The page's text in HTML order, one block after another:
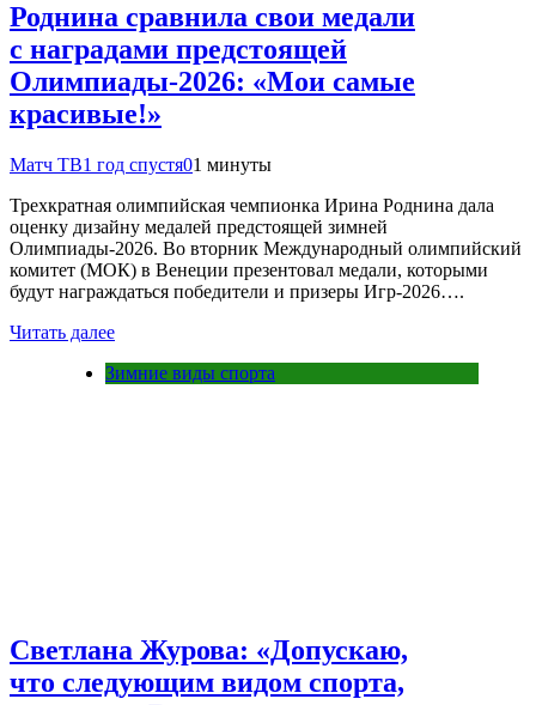
Роднина сравнила свои медали
с наградами предстоящей
Олимпиады‑2026: «Мои самые
красивые!»
Матч ТВ1 год спустя01 минуты
Трехкратная олимпийская чемпионка Ирина Роднина дала
оценку дизайну медалей предстоящей зимней
Олимпиады‑2026. Во вторник Международный олимпийский
комитет (МОК) в Венеции презентовал медали, которыми
будут награждаться победители и призеры Игр‑2026….
Читать далее
Зимние виды спорта
Светлана Журова: «Допускаю,
что следующим видом спорта,